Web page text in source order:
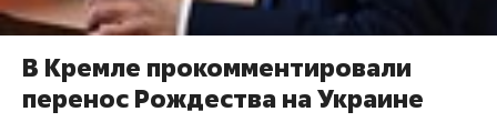
В Кремле прокомментировали
перенос Рождества на Украине